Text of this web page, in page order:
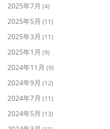
2025年7月 (4)
2025年5月 (11)
2025年3月 (11)
2025年1月 (9)
2024年11月 (9)
2024年9月 (12)
2024年7月 (11)
2024年5月 (13)